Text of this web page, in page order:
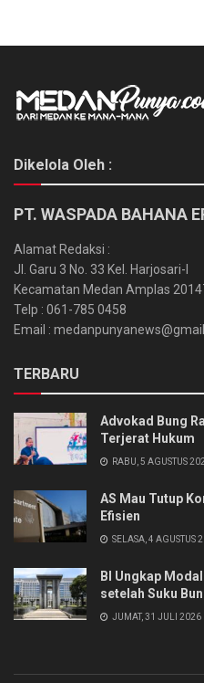
Dikelola Oleh :
PT. WASPADA BAHANA
Alamat Redaksi :
Jl. Garu 3 No. 33 Kel. Harjosari-I
Kecamatan Medan Amplas
Telp : 061-785 0458
Email :
TERBARU
Advokad Bung
Terjerat Hukum
RABU, 5 AGUSTUS
AS Mau Tutup
Efisien
SELASA, 4 AGUSTUS
BI Ungkap
setelah Suku
JUMAT, 31 JULI 2026